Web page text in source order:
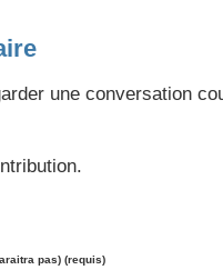
une conversation
pas) (requis)